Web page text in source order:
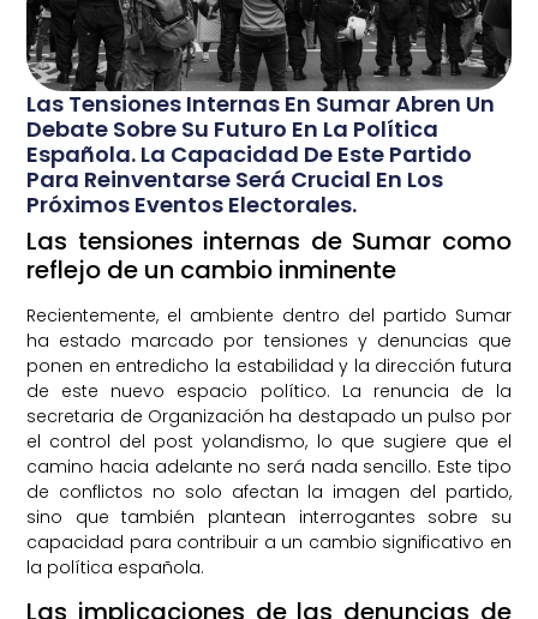
Las Tensiones Internas En Sumar Abren Un
Debate Sobre Su Futuro En La Política
Española. La Capacidad De Este Partido
Para Reinventarse Será Crucial En Los
Próximos Eventos Electorales.
Las tensiones internas de Sumar como
reflejo de un cambio inminente
Recientemente, el ambiente dentro del partido Sumar
ha estado marcado por tensiones y denuncias que
ponen en entredicho la estabilidad y la dirección futura
de este nuevo espacio político. La renuncia de la
secretaria de Organización ha destapado un pulso por
el control del post yolandismo, lo que sugiere que el
camino hacia adelante no será nada sencillo. Este tipo
de conflictos no solo afectan la imagen del partido,
sino que también plantean interrogantes sobre su
capacidad para contribuir a un cambio significativo en
la política española.
Las implicaciones de las denuncias de